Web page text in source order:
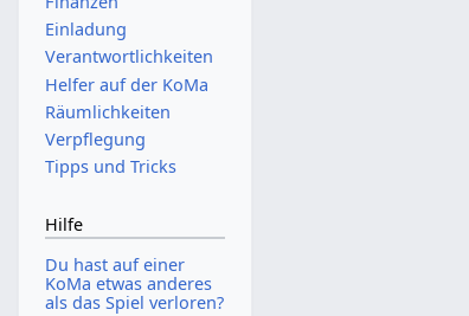
Einladung
Verantwortlichkeiten
Helfer auf der KoMa
Räumlichkeiten
Verpflegung
Tipps und Tricks
Hilfe
Du hast auf einer
KoMa etwas anderes
als das Spiel verloren?